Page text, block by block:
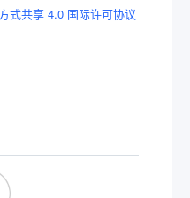
式共享 4.0 国际许可协议